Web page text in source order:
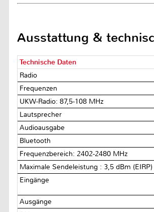
Ausstattung &
Technische Daten
Radio
Frequenzen
UKW-Radio: 87,5-108 MHz
Lautsprecher
Audioausgabe
Bluetooth
Frequenzbereich: 2402-2480 MHz
Maximale Sendeleistung : 3,5 dBm (EIRP)
Eingänge
Ausgänge